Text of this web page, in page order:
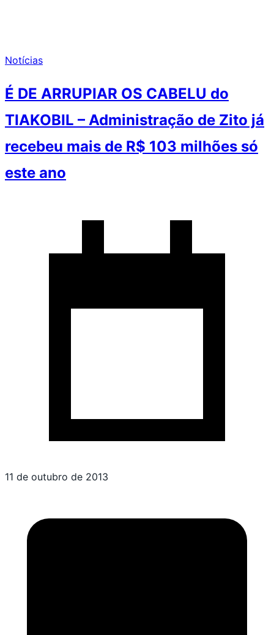
Notícias
É DE ARRUPIAR OS CABELU do
TIAKOBIL – Administração de Zito já
recebeu mais de R$ 103 milhões só
este ano
11 de outubro de 2013